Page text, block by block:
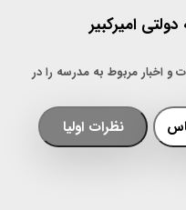
امیرکبیر
و اخبار مربوط به مدرسه را در
نظرات اولیا